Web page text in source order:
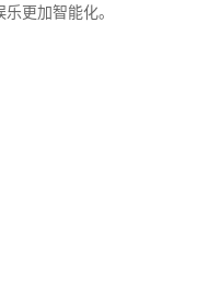
更加智能化。